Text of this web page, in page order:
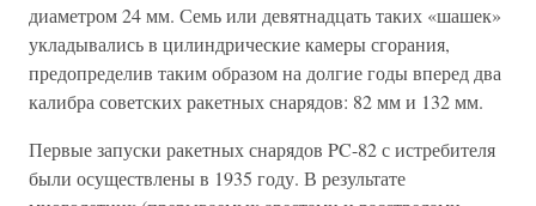
диаметром 24 мм. Семь или девятнадцать таких «шашек»
укладывались в цилиндрические камеры сгорания,
предопределив таким образом на долгие годы вперед два
калибра советских ракетных снарядов: 82 мм и 132 мм.
Первые запуски ракетных снарядов PC-82 с истребителя
были осуществлены в 1935 году. В результате